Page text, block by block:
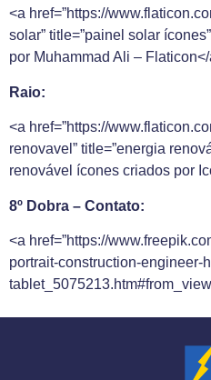
<a href=”https://
solar” title=”painel solar
por Muhammad Ali –
Raio:
<a href=”https://
renovavel” title=”energia
renovável ícones criados por
8º Dobra – Contato:
<a href=”https://
portrait-construction-engineer-